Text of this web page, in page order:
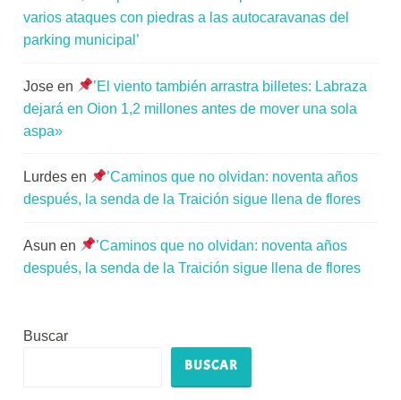
varios ataques con piedras a las autocaravanas del
parking municipal’
Jose en
’El viento también arrastra billetes: Labraza
dejará en Oion 1,2 millones antes de mover una sola
aspa»
Lurdes en
’Caminos que no olvidan: noventa años
después, la senda de la Traición sigue llena de flores
Asun en
’Caminos que no olvidan: noventa años
después, la senda de la Traición sigue llena de flores
Buscar
BUSCAR